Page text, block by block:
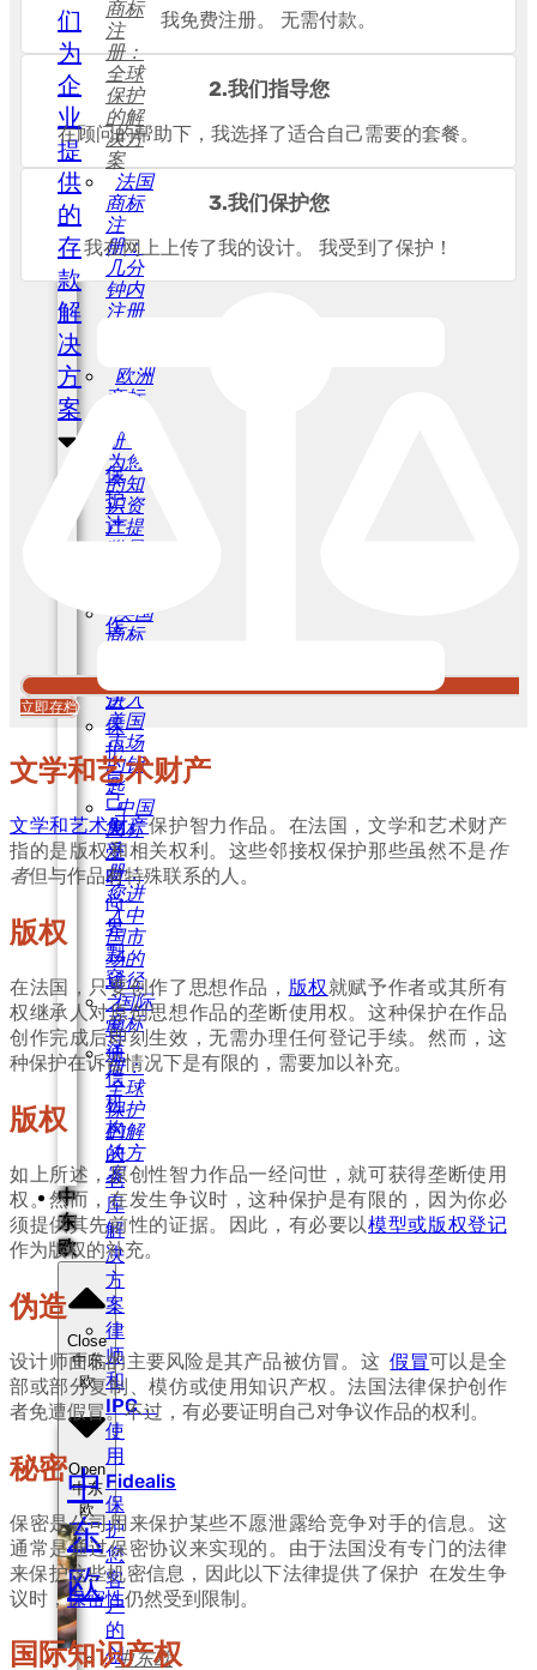
商标
注
册：
全球
保护
的解
决方
案
法国
商标
注
册：
几分
钟内
注册
欧洲
商标
册：
为您
的知
识资
产提
供最
美国
商标
进入
美国
市场
的钥
匙
中国
商标
注
册：
您进
入中
国市
场的
途径
国际
商标
注
册：
全球
保护
的解
决方
案
中
东
欧
Close
中东
欧
Open
中东
欧
中
东
欧
中东欧
们
为
企
业
提
供
的
存
款
解
决
方
案
保
护
计
算
作
法
保
护
自
己
免
受
时
尚
界
剽
窃
之
害
通
信
机
构
的
仓
库
解
决
方
案
律
师
和
IPC，
使
用
Fidealis
保
护
您
客
户
的
创
我免费注册。 无需付款。
2.我们指导您
在顾问的帮助下，我选择了适合自己需要的套餐。
3.我们保护您
我在网上上传了我的设计。 我受到了保护！
立即存档
文学和艺术财产
文学和艺术财产保护智力作品。在法国，文学和艺术财产
指的是版权和相关权利。这些邻接权保护那些虽然不是作
者但与作品有特殊联系的人。
版权
在法国，只要创作了思想作品， 版权就赋予作者或其所有
权继承人对原创思想作品的垄断使用权。这种保护在作品
创作完成后即刻生效，无需办理任何登记手续。然而，这
种保护在诉讼情况下是有限的，需要加以补充。
版权
如上所述，原创性智力作品一经问世，就可获得垄断使用
权。然而，在发生争议时，这种保护是有限的，因为你必
须提供其先前性的证据。因此，有必要以模型或版权登记
作为版权的补充。
伪造
设计师面临的主要风险是其产品被仿冒。这假冒可以是全
部或部分复制、模仿或使用知识产权。法国法律保护创作
者免遭假冒。不过，有必要证明自己对争议作品的权利。
秘密
保密是公司用来保护某些不愿泄露给竞争对手的信息。这
通常是通过保密协议来实现的。由于法国没有专门的法律
来保护这些机密信息，因此以下法律提供了保护 在发生争
议时，保密性仍然受到限制。
国际知识产权